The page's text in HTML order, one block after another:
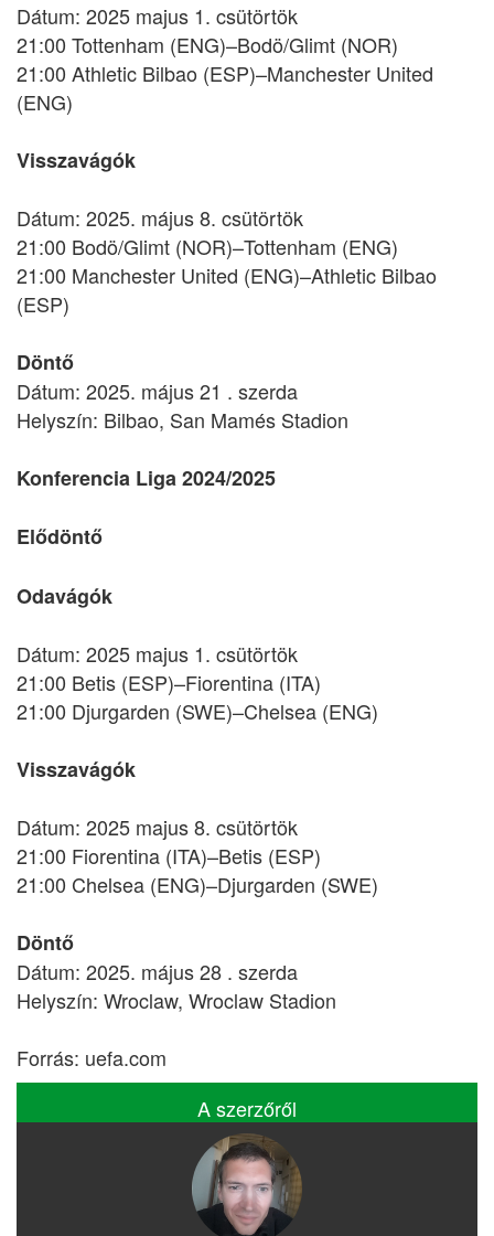
Dátum: 2025 majus 1. csütörtök
21:00 Tottenham (ENG)–Bodö/Glimt (NOR)
21:00 Athletic Bilbao (ESP)–Manchester United
(ENG)
Visszavágók
Dátum: 2025. május 8. csütörtök
21:00 Bodö/Glimt (NOR)–Tottenham (ENG)
21:00 Manchester United (ENG)–Athletic Bilbao
(ESP)
Döntő
Dátum: 2025. május 21 . szerda
Helyszín: Bilbao, San Mamés Stadion
Konferencia Liga 2024/2025
Elődöntő
Odavágók
Dátum: 2025 majus 1. csütörtök
21:00 Betis (ESP)–Fiorentina (ITA)
21:00 Djurgarden (SWE)–Chelsea (ENG)
Visszavágók
Dátum: 2025 majus 8. csütörtök
21:00 Fiorentina (ITA)–Betis (ESP)
21:00 Chelsea (ENG)–Djurgarden (SWE)
Döntő
Dátum: 2025. május 28 . szerda
Helyszín: Wroclaw, Wroclaw Stadion
Forrás: uefa.com
A szerzőről